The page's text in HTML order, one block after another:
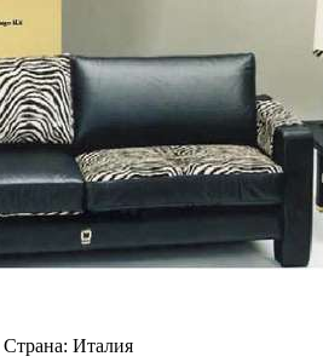
Страна: Италия